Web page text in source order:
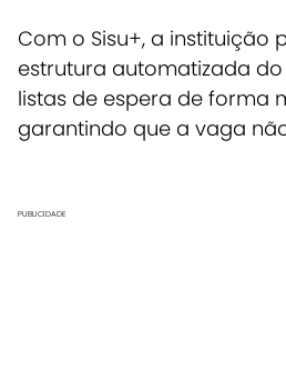
Com o Sisu+, a instituição
estrutura automatizada
listas de espera de forma
garantindo que a vaga
PUBLICIDADE